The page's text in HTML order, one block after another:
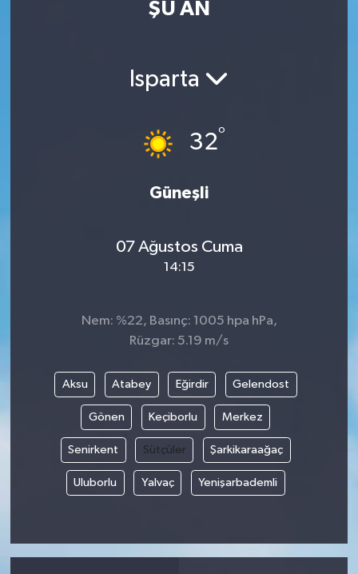
ŞU AN
Isparta
32°
Güneşli
07 Ağustos Cuma
14:15
Nem: %22, Basınç: 1005 hpa hPa,
Rüzgar: 5.19 m/s
Aksu Atabey Eğirdir Gelendost
Gönen Keçiborlu Merkez
Senirkent Sütçüler Şarkikaraağaç
Uluborlu Yalvaç Yenişarbademli